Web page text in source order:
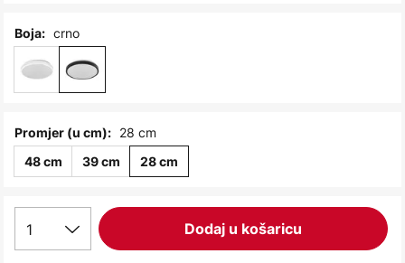
gallery
Boja: crno
Promjer (u cm): 28 cm
48 cm 39 cm 28 cm
1 Dodaj u košaricu